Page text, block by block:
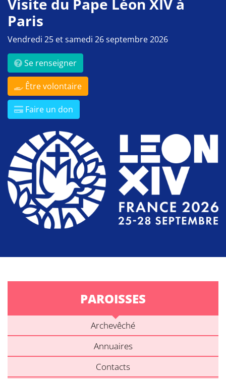
Visite du Pape Léon XIV à
Paris
Vendredi 25 et samedi 26 septembre 2026
Se renseigner
Être volontaire
Faire un don
PAROISSES
Archevêché
Annuaires
Contacts